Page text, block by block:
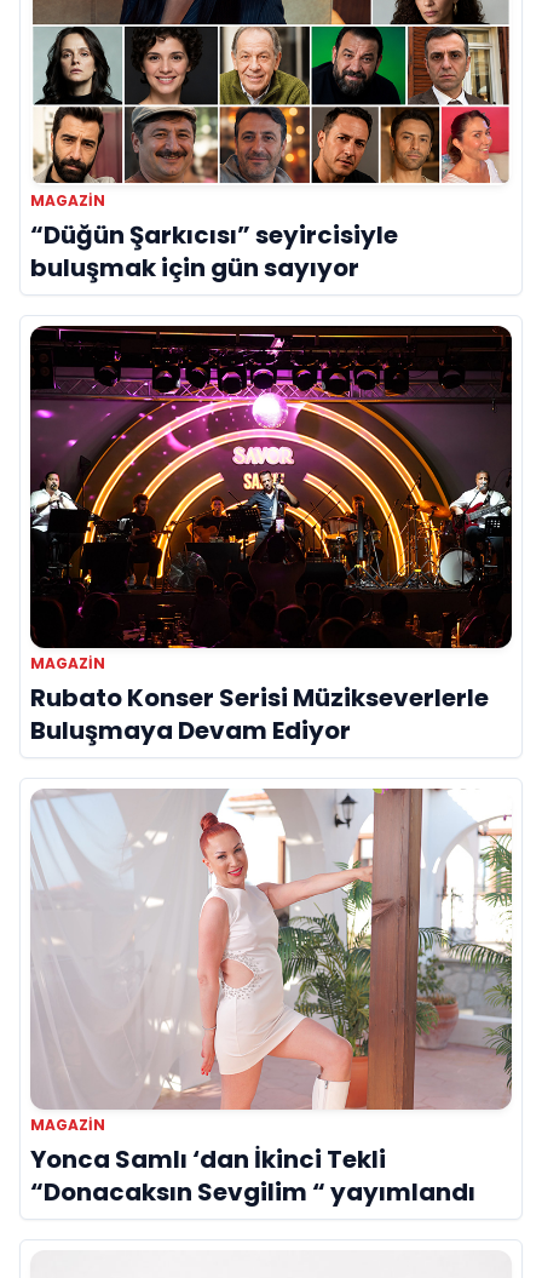
MAGAZIN
“Düğün Şarkıcısı” seyircisiyle
buluşmak için gün sayıyor
MAGAZIN
Rubato Konser Serisi Müzikseverlerle
Buluşmaya Devam Ediyor
MAGAZIN
Yonca Samlı ‘dan İkinci Tekli
“Donacaksın Sevgilim “ yayımlandı